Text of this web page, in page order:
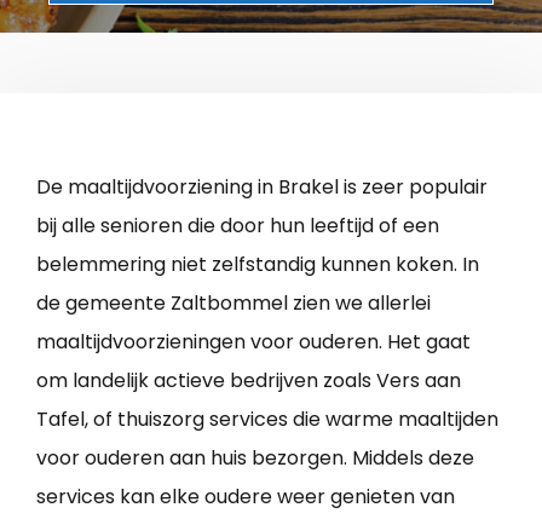
De maaltijdvoorziening in Brakel is zeer populair
bij alle senioren die door hun leeftijd of een
belemmering niet zelfstandig kunnen koken. In
de gemeente Zaltbommel zien we allerlei
maaltijdvoorzieningen voor ouderen. Het gaat
om landelijk actieve bedrijven zoals Vers aan
Tafel, of thuiszorg services die warme maaltijden
voor ouderen aan huis bezorgen. Middels deze
services kan elke oudere weer genieten van